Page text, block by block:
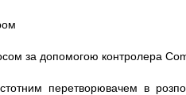
за допомогою контролера
перетворювачем в